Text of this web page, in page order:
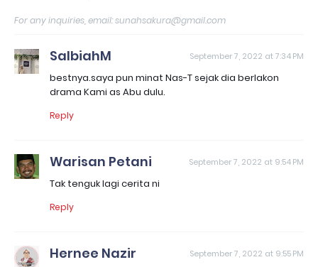
For any inquiries, email: sunahsakura@gmail.com
SalbiahM September 7, 2022 at 7:34 PM
bestnya.saya pun minat Nas-T sejak dia berlakon
drama Kami as Abu dulu.
Reply
Warisan Petani September 7, 2022 at 9:54 PM
Tak tenguk lagi cerita ni
Reply
Hernee Nazir September 7, 2022 at 9:55 PM